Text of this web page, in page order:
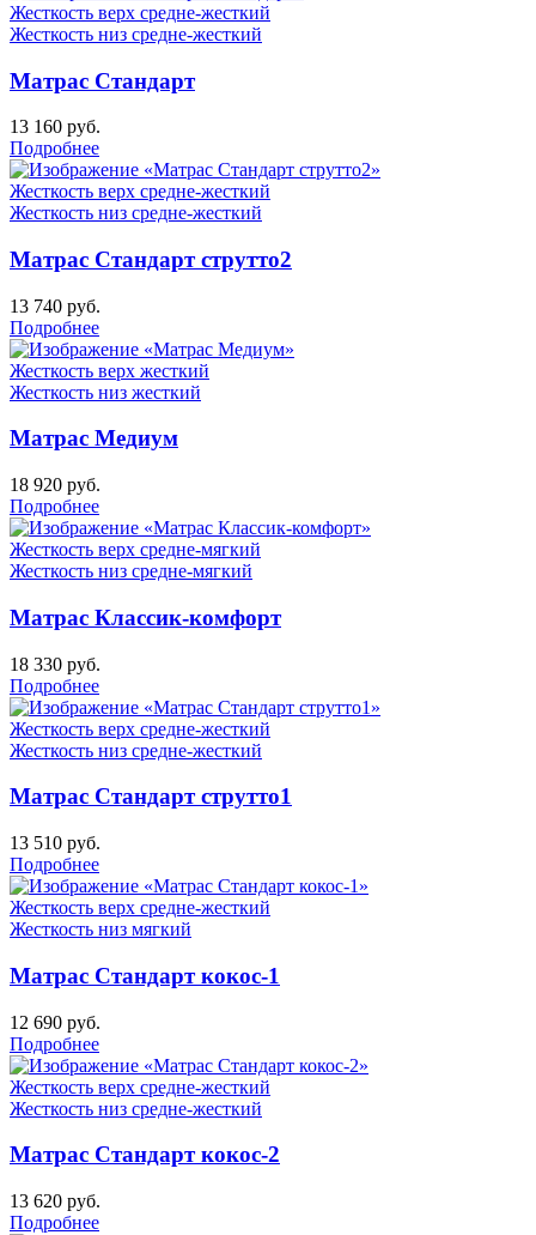
Жесткость верх средне-жесткий
Жесткость низ средне-жесткий
Матрас Стандарт
13 160 руб.
Подробнее
Жесткость верх средне-жесткий
Жесткость низ средне-жесткий
Матрас Стандарт струтто2
13 740 руб.
Подробнее
Жесткость верх жесткий
Жесткость низ жесткий
Матрас Медиум
18 920 руб.
Подробнее
Жесткость верх средне-мягкий
Жесткость низ средне-мягкий
Матрас Классик-комфорт
18 330 руб.
Подробнее
Жесткость верх средне-жесткий
Жесткость низ средне-жесткий
Матрас Стандарт струтто1
13 510 руб.
Подробнее
Жесткость верх средне-жесткий
Жесткость низ мягкий
Матрас Стандарт кокос-1
12 690 руб.
Подробнее
Жесткость верх средне-жесткий
Жесткость низ средне-жесткий
Матрас Стандарт кокос-2
13 620 руб.
Подробнее